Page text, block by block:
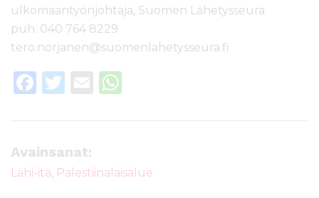
ulkomaantyönjohtaja, Suomen Lähetysseura
puh. 040 764 8229
tero.norjanen@suomenlahetysseura.fi
F
e
b
T
te
r
E
A
Avainsanat:
Lähi-itä, Palestiinalaisalue